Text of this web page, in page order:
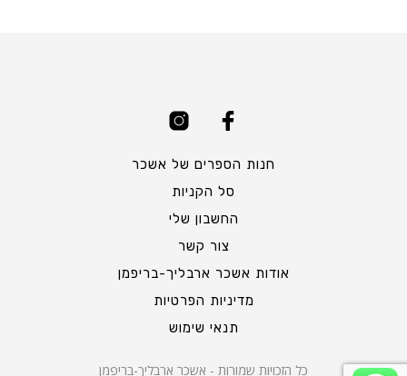
חנות הספרים של אשכר
סל הקניות
החשבון שלי
צור קשר
אודות אשכר ארבליך-בריפמן
מדיניות הפרטיות
תנאי שימוש
כל הזכויות שמורות - אשכר ארבליך-בריפמן